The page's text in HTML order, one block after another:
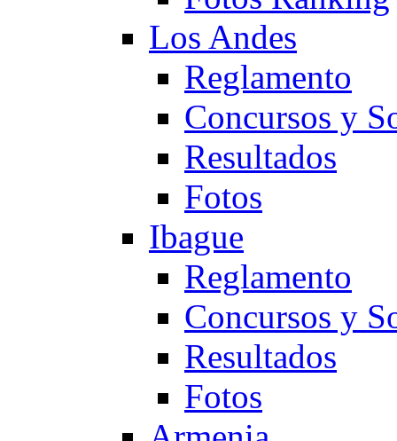
Los Andes
Reglamento
Concursos y
Resultados
Fotos
Ibague
Reglamento
Concursos y
Resultados
Fotos